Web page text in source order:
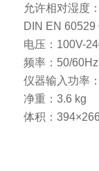
允许相对湿度
DIN EN
电压：100V-
频率：50/60Hz
仪器输入功率
净重：3.6 kg
体积：